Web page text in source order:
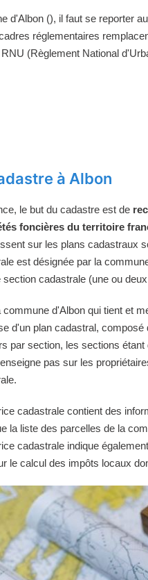
d'Albon (), il faut se reporter
réglementaires
(Règlement National
à Albon
le but du cadastre est de
foncières du territoire
sur les plans cadastraux
est désignée par la
section cadastrale (une ou
commune d'Albon qui tient et
d'un plan cadastral,
par section, les sections
pas sur les
cadastrale contient des
la liste des parcelles de la
cadastrale indique
le calcul des impôts locaux